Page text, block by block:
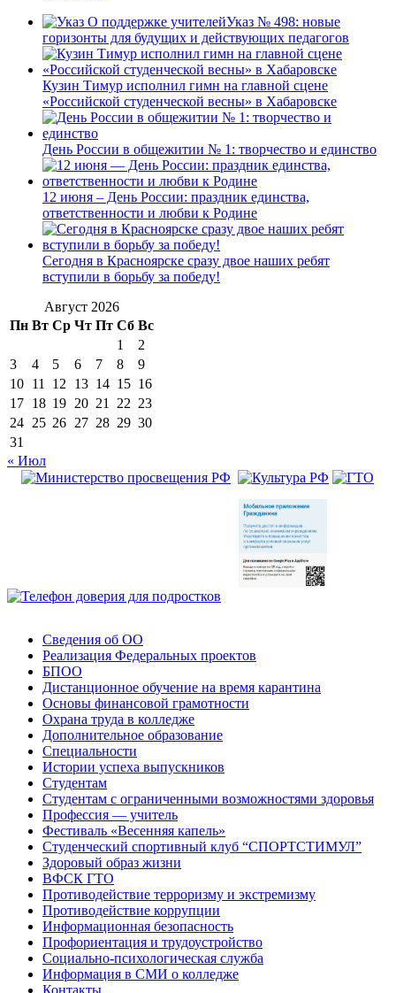
Указ № 498: новые
горизонты для будущих и действующих педагогов
Кузин Тимур исполнил гимн на главной сцене
«Российской студенческой весны» в Хабаровске
День России в общежитии № 1: творчество и единство
12 июня – День России: праздник единства,
ответственности и любви к Родине
Сегодня в Красноярске сразу двое наших ребят
вступили в борьбу за победу!
Август 2026
Пн Вт Ср Чт Пт Сб Вс
1
2
3
4 5 6 7 8
9
10 11 12 13 14 15 16
17 18 19 20 21 22 23
24 25 26 27 28 29 30
31
« Июл
Сведения об ОО
Реализация Федеральных проектов
БПОО
Дистанционное обучение на время карантина
Основы финансовой грамотности
Охрана труда в колледже
Дополнительное образование
Специальности
Истории успеха выпускников
Студентам
Студентам с ограниченными возможностями здоровья
Профессия — учитель
Фестиваль «Весенняя капель»
Студенческий спортивный клуб “СПОРТСТИМУЛ”
Здоровый образ жизни
ВФСК ГТО
Противодействие терроризму и экстремизму
Противодействие коррупции
Информационная безопасность
Профориентация и трудоустройство
Социально-психологическая служба
Информация в СМИ о колледже
Контакты